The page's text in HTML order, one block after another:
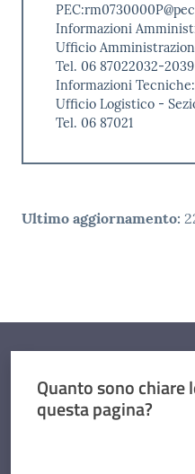
Informazioni
Ufficio
Tel. 06 87022032-2039
Informazioni Tecniche:
Ufficio Logistico -
Tel. 06 87021
Ultimo aggiornamento:
Quanto sono chiare
questa pagina?